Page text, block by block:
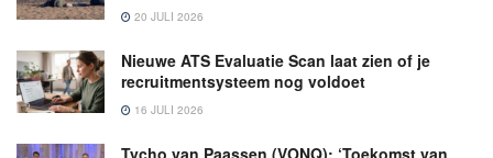
20 JULI 2026
Nieuwe ATS Evaluatie Scan laat zien of je
recruitmentsysteem nog voldoet
16 JULI 2026
Tycho van Paassen (VONQ): ‘Toekomst van